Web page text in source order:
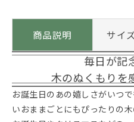
商品説明 サイ
毎日が記
木のぬくもりを
お誕生日のあの嬉しさがいつ
いおままごとにもぴったりの木